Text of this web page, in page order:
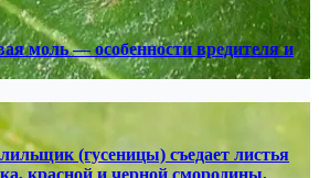
моль — особенности вредителя и
(гусеницы) съедает листья